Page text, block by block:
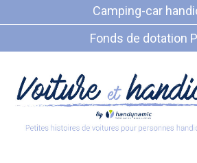
Camping-car
Fonds de dotation